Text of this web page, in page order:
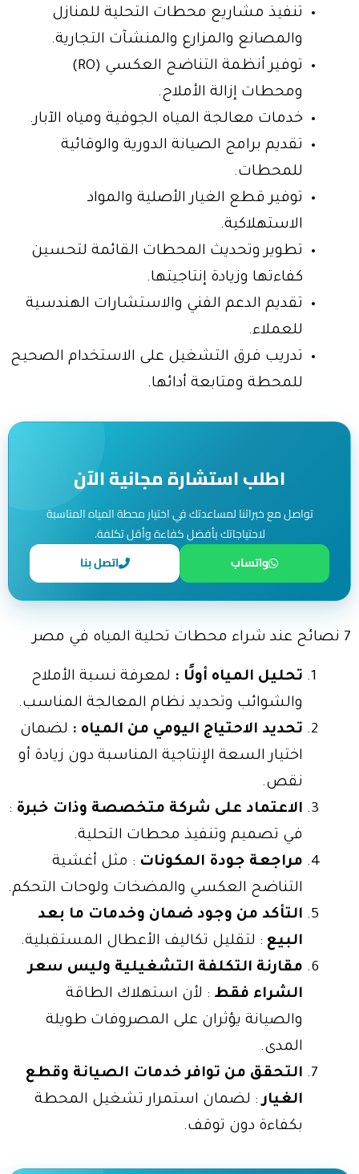
تنفيذ مشاريع محطات التحلية للمنازل
والمصانع والمزارع والمنشآت التجارية.
توفير أنظمة التناضح العكسي (RO)
ومحطات إزالة الأملاح.
خدمات معالجة المياه الجوفية ومياه الآبار.
تقديم برامج الصيانة الدورية والوقائية
للمحطات.
توفير قطع الغيار الأصلية والمواد
الاستهلاكية.
تطوير وتحديث المحطات القائمة لتحسين
كفاءتها وزيادة إنتاجيتها.
تقديم الدعم الفني والاستشارات الهندسية
للعملاء.
تدريب فرق التشغيل على الاستخدام الصحيح
للمحطة ومتابعة أدائها.
اطلب استشارة مجانية الآن
تواصل مع خبرائنا لمساعدتك في اختيار محطة المياه المناسبة
لاحتياجاتك بأفضل كفاءة وأقل تكلفة.
واتساب
اتصل بنا
7 نصائح عند شراء محطات تحلية المياه في مصر
تحليل المياه أولًا : لمعرفة نسبة الأملاح
والشوائب وتحديد نظام المعالجة المناسب.
تحديد الاحتياج اليومي من المياه : لضمان
اختيار السعة الإنتاجية المناسبة دون زيادة أو
نقص.
الاعتماد على شركة متخصصة وذات خبرة :
في تصميم وتنفيذ محطات التحلية.
مراجعة جودة المكونات : مثل أغشية
التناضح العكسي والمضخات ولوحات التحكم.
التأكد من وجود ضمان وخدمات ما بعد
البيع : لتقليل تكاليف الأعطال المستقبلية.
مقارنة التكلفة التشغيلية وليس سعر
الشراء فقط : لأن استهلاك الطاقة
والصيانة يؤثران على المصروفات طويلة
المدى.
التحقق من توافر خدمات الصيانة وقطع
الغيار: لضمان استمرار تشغيل المحطة
بكفاءة دون توقف.